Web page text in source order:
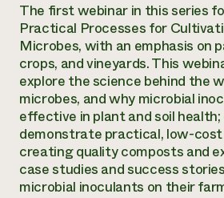
Programa de descuentos de
Servicios energéticos
Servicios energéticos
LIHEAP
Centro de intercambio de
Oportunidades de financiación
Noticias
Internship Hub
Buscar prácticas
Contratar a un becario
Todos
contribuyen a la
resiliencia de la
comunidad.
DONAR AHORA
The first webinar in this series
Practical Processes for
Microbes, with an emphasis on
crops, and vineyards. This
explore the science behind the
microbes, and why microbial
effective in plant and soil
demonstrate practical, low-
creating quality composts and
case studies and success
microbial inoculants on their